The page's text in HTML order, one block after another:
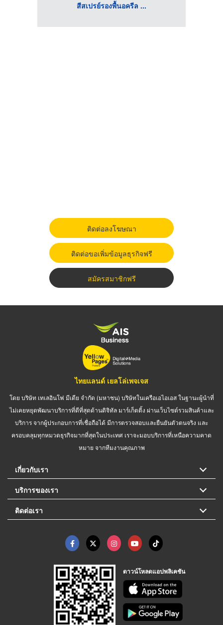
สีสเปรย์รองพื้นอครีล ...
ติดต่อลงโฆษณา
ติดต่อขอเพิ่มข้อมูลธุรกิจฟรี
สมัครสมาชิกฟรี
ไทยแลนด์ เยลโล่เพจเจส
โดย บริษัท เทเลอินโฟ มีเดีย จำกัด (มหาชน) บริษัทในเครือเอไอเอส ในฐานะผู้นำที่
ไม่เคยหยุดพัฒนาบริการที่ดีที่สุดด้านดิจิทัล มาร์เก็ตติ้ง ผ่านเว็บไซต์รวมสินค้าและ
บริการ จากผู้ประกอบการที่เชื่อถือได้ มีการตรวจสอบและยืนยันตัวตนจริง และ
ครอบคลุมทุกหมวดธุรกิจมากที่สุดในประเทศ เราจะมอบบริการที่เหนือความคาด
หมาย จากทีมงานคุณภาพ
เกี่ยวกับเรา
บริการของเรา
ติดต่อเรา
ดาวน์โหลดแอปพลิเคชัน